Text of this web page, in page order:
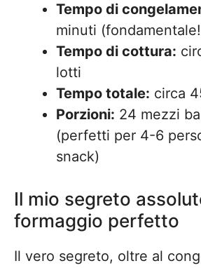
Tempo di
minuti
Tempo di cottura:
lotti
Tempo totale: circa
Porzioni: 24 mezzi
(perfetti per 4-6
snack)
Il mio segreto
formaggio perfetto
Il vero segreto, oltre al